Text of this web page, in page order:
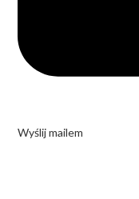
Wyślij mailem